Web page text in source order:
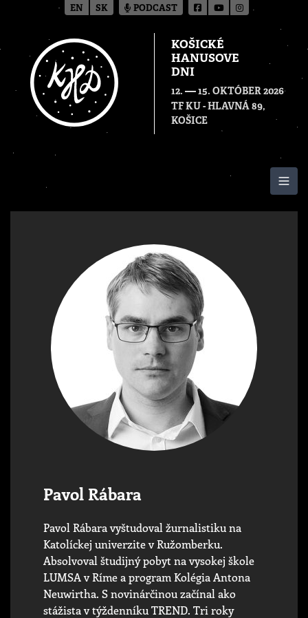
KOŠICKÉ
HANUSOVE
DNI
12. — 15. OKTÓBER 2026
TF KU - HLAVNÁ 89,
KOŠICE
Pavol Rábara
Pavol Rábara vyštudoval žurnalistiku na
Katolíckej univerzite v Ružomberku.
Absolvoval študijný pobyt na vysokej škole
LUMSA v Ríme a program Kolégia Antona
Neuwirtha. S novinárčinou začínal ako
stážista v týždenníku TREND. Tri roky
EN SK PODCAST